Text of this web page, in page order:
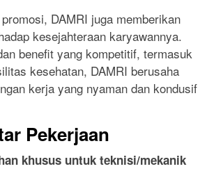
DAMRI juga memberikan
kesejahteraan karyawannya.
benefit yang kompetitif, termasuk
kesehatan, DAMRI berusaha
kerja yang nyaman dan kondusif
Pekerjaan
khusus untuk teknisi/mekanik